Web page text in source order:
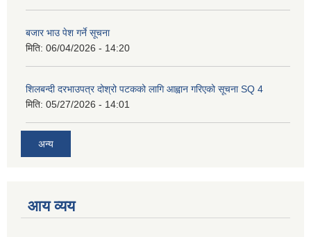
बजार भाउ पेश गर्ने सूचना
मिति: 06/04/2026 - 14:20
शिलबन्दी दरभाउपत्र दोश्रो पटकको लागि आह्वान गरिएको सूचना SQ 4
मिति: 05/27/2026 - 14:01
अन्य
आय व्यय